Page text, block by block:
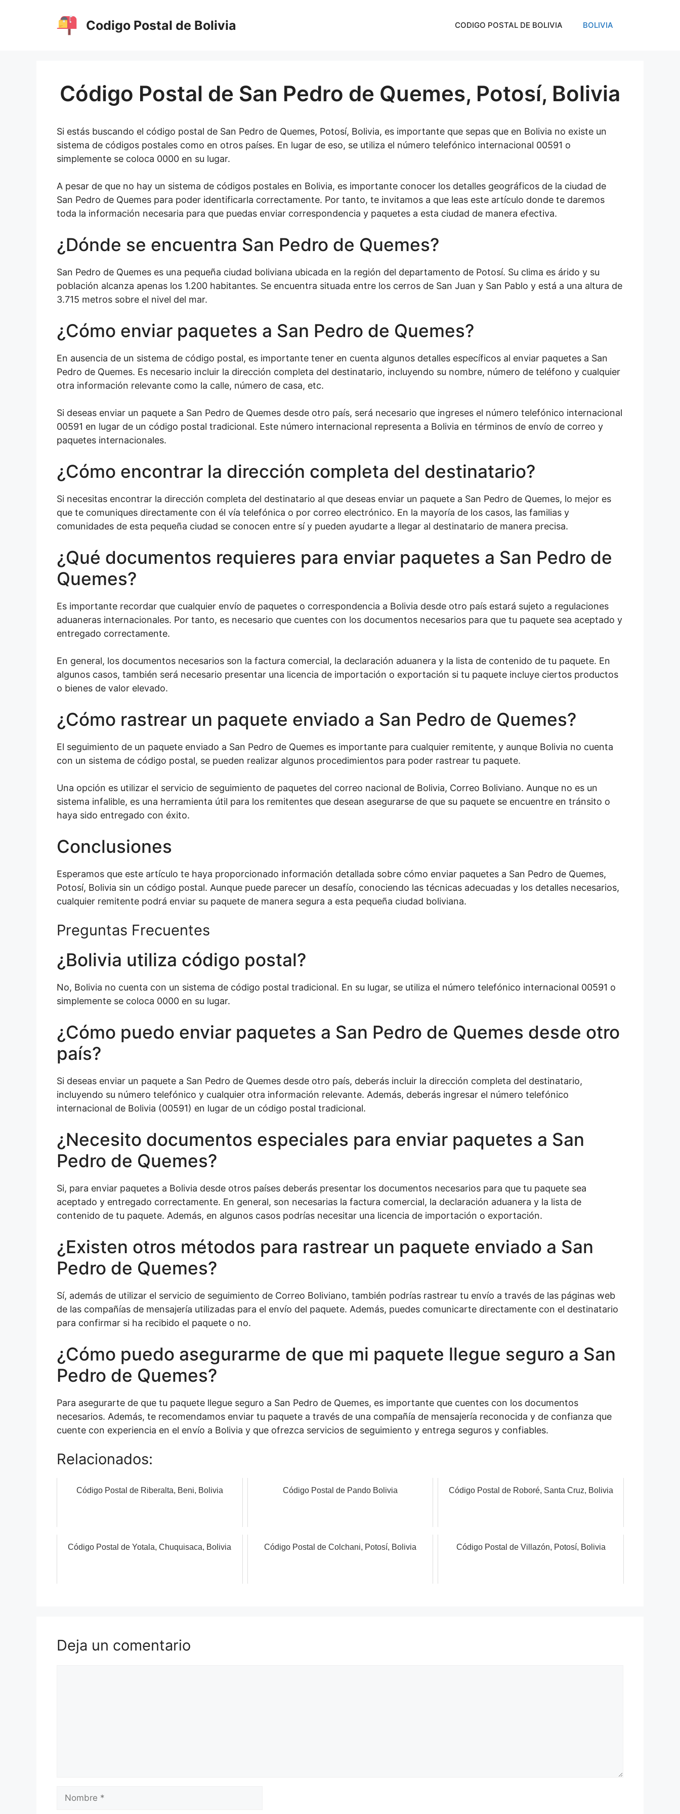
Codigo Postal de Bolivia CODIGO POSTAL DE BOLIVIA BOLIVIA
Código Postal de San Pedro de Quemes, Potosí, Bolivia
Si estás buscando el código postal de San Pedro de Quemes, Potosí, Bolivia, es importante que sepas que en Bolivia no existe un
sistema de códigos postales como en otros países. En lugar de eso, se utiliza el número telefónico internacional 00591 o
simplemente se coloca 0000 en su lugar.
A pesar de que no hay un sistema de códigos postales en Bolivia, es importante conocer los detalles geográficos de la ciudad de
San Pedro de Quemes para poder identificarla correctamente. Por tanto, te invitamos a que leas este artículo donde te daremos
toda la información necesaria para que puedas enviar correspondencia y paquetes a esta ciudad de manera efectiva.
¿Dónde se encuentra San Pedro de Quemes?
San Pedro de Quemes es una pequeña ciudad boliviana ubicada en la región del departamento de Potosí. Su clima es árido y su
población alcanza apenas los 1.200 habitantes. Se encuentra situada entre los cerros de San Juan y San Pablo y está a una altura de
3.715 metros sobre el nivel del mar.
¿Cómo enviar paquetes a San Pedro de Quemes?
En ausencia de un sistema de código postal, es importante tener en cuenta algunos detalles específicos al enviar paquetes a San
Pedro de Quemes. Es necesario incluir la dirección completa del destinatario, incluyendo su nombre, número de teléfono y cualquier
otra información relevante como la calle, número de casa, etc.
Si deseas enviar un paquete a San Pedro de Quemes desde otro país, será necesario que ingreses el número telefónico internacional
00591 en lugar de un código postal tradicional. Este número internacional representa a Bolivia en términos de envío de correo y
paquetes internacionales.
¿Cómo encontrar la dirección completa del destinatario?
Si necesitas encontrar la dirección completa del destinatario al que deseas enviar un paquete a San Pedro de Quemes, lo mejor es
que te comuniques directamente con él vía telefónica o por correo electrónico. En la mayoría de los casos, las familias y
comunidades de esta pequeña ciudad se conocen entre sí y pueden ayudarte a llegar al destinatario de manera precisa.
¿Qué documentos requieres para enviar paquetes a San Pedro de
Quemes?
Es importante recordar que cualquier envío de paquetes o correspondencia a Bolivia desde otro país estará sujeto a regulaciones
aduaneras internacionales. Por tanto, es necesario que cuentes con los documentos necesarios para que tu paquete sea aceptado y
entregado correctamente.
En general, los documentos necesarios son la factura comercial, la declaración aduanera y la lista de contenido de tu paquete. En
algunos casos, también será necesario presentar una licencia de importación o exportación si tu paquete incluye ciertos productos
o bienes de valor elevado.
¿Cómo rastrear un paquete enviado a San Pedro de Quemes?
El seguimiento de un paquete enviado a San Pedro de Quemes es importante para cualquier remitente, y aunque Bolivia no cuenta
con un sistema de código postal, se pueden realizar algunos procedimientos para poder rastrear tu paquete.
Una opción es utilizar el servicio de seguimiento de paquetes del correo nacional de Bolivia, Correo Boliviano. Aunque no es un
sistema infalible, es una herramienta útil para los remitentes que desean asegurarse de que su paquete se encuentre en tránsito o
haya sido entregado con éxito.
Conclusiones
Esperamos que este artículo te haya proporcionado información detallada sobre cómo enviar paquetes a San Pedro de Quemes,
Potosí, Bolivia sin un código postal. Aunque puede parecer un desafío, conociendo las técnicas adecuadas y los detalles necesarios,
cualquier remitente podrá enviar su paquete de manera segura a esta pequeña ciudad boliviana.
Preguntas Frecuentes
¿Bolivia utiliza código postal?
No, Bolivia no cuenta con un sistema de código postal tradicional. En su lugar, se utiliza el número telefónico internacional 00591 o
simplemente se coloca 0000 en su lugar.
¿Cómo puedo enviar paquetes a San Pedro de Quemes desde otro
país?
Si deseas enviar un paquete a San Pedro de Quemes desde otro país, deberás incluir la dirección completa del destinatario,
incluyendo su número telefónico y cualquier otra información relevante. Además, deberás ingresar el número telefónico
internacional de Bolivia (00591) en lugar de un código postal tradicional.
¿Necesito documentos especiales para enviar paquetes a San
Pedro de Quemes?
Si, para enviar paquetes a Bolivia desde otros países deberás presentar los documentos necesarios para que tu paquete sea
aceptado y entregado correctamente. En general, son necesarias la factura comercial, la declaración aduanera y la lista de
contenido de tu paquete. Además, en algunos casos podrías necesitar una licencia de importación o exportación.
¿Existen otros métodos para rastrear un paquete enviado a San
Pedro de Quemes?
Sí, además de utilizar el servicio de seguimiento de Correo Boliviano, también podrías rastrear tu envío a través de las páginas web
de las compañías de mensajería utilizadas para el envío del paquete. Además, puedes comunicarte directamente con el destinatario
para confirmar si ha recibido el paquete o no.
¿Cómo puedo asegurarme de que mi paquete llegue seguro a San
Pedro de Quemes?
Para asegurarte de que tu paquete llegue seguro a San Pedro de Quemes, es importante que cuentes con los documentos
necesarios. Además, te recomendamos enviar tu paquete a través de una compañía de mensajería reconocida y de confianza que
cuente con experiencia en el envío a Bolivia y que ofrezca servicios de seguimiento y entrega seguros y confiables.
Relacionados:
Código Postal de Riberalta, Beni, Bolivia Código Postal de Pando Bolivia Código Postal de Roboré, Santa Cruz, Bolivia
Código Postal de Yotala, Chuquisaca, Bolivia Código Postal de Colchani, Potosí, Bolivia Código Postal de Villazón, Potosí, Bolivia
Deja un comentario
Nombre